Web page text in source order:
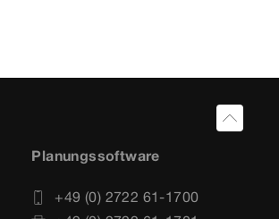
Planungssoftware
+49 (0) 2722 61-1700